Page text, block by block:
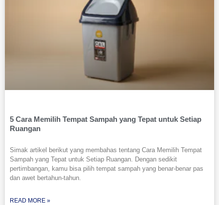
5 Cara Memilih Tempat Sampah yang Tepat untuk Setiap
Ruangan
Simak artikel berikut yang membahas tentang Cara Memilih Tempat
Sampah yang Tepat untuk Setiap Ruangan. Dengan sedikit
pertimbangan, kamu bisa pilih tempat sampah yang benar-benar pas
dan awet bertahun-tahun.
READ MORE »